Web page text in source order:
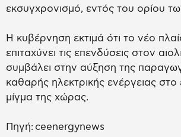
εκσυγχρονισμό, εντός του ορίου
Η κυβέρνηση εκτιμά ότι το νέο
επιταχύνει τις επενδύσεις στον
συμβάλει στην αύξηση της
καθαρής ηλεκτρικής ενέργειας στο
μίγμα της χώρας.
Πηγή: ceenergynews